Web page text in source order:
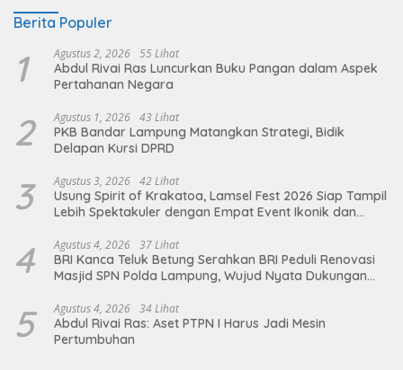
Berita Populer
1 Agustus 2, 2026 55 Lihat
Abdul Rivai Ras Luncurkan Buku Pangan dalam Aspek
Pertahanan Negara
2 Agustus 1, 2026 43 Lihat
PKB Bandar Lampung Matangkan Strategi, Bidik
Delapan Kursi DPRD
3 Agustus 3, 2026 42 Lihat
Usung Spirit of Krakatoa, Lamsel Fest 2026 Siap Tampil
Lebih Spektakuler dengan Empat Event Ikonik dan
4 Agustus 4, 2026 37 Lihat
BRI Kanca Teluk Betung Serahkan BRI Peduli Renovasi
Masjid SPN Polda Lampung, Wujud Nyata Dukungan
5 Agustus 4, 2026 34 Lihat
Abdul Rivai Ras: Aset PTPN I Harus Jadi Mesin
Pertumbuhan